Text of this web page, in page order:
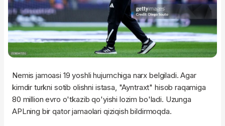
Nemis jamoasi 19 yoshli hujumchiga narx belgiladi. Agar
kimdir turkni sotib olishni istasa, "Ayntraxt" hisob raqamiga
80 million evro o'tkazib qo'yishi lozim bo'ladi. Uzunga
APLning bir qator jamaolari qiziqish bildirmoqda.